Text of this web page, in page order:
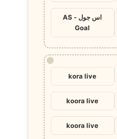
اس جول - AS
Goal
!
kora live
koora live
koora live